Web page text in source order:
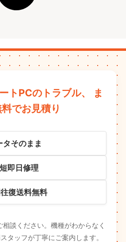
トPCのトラブル、
ま
でお見積り
タそのまま
即日修理
復送料無料
談ください。機種がわからなく
タッフが丁寧にご案内します。